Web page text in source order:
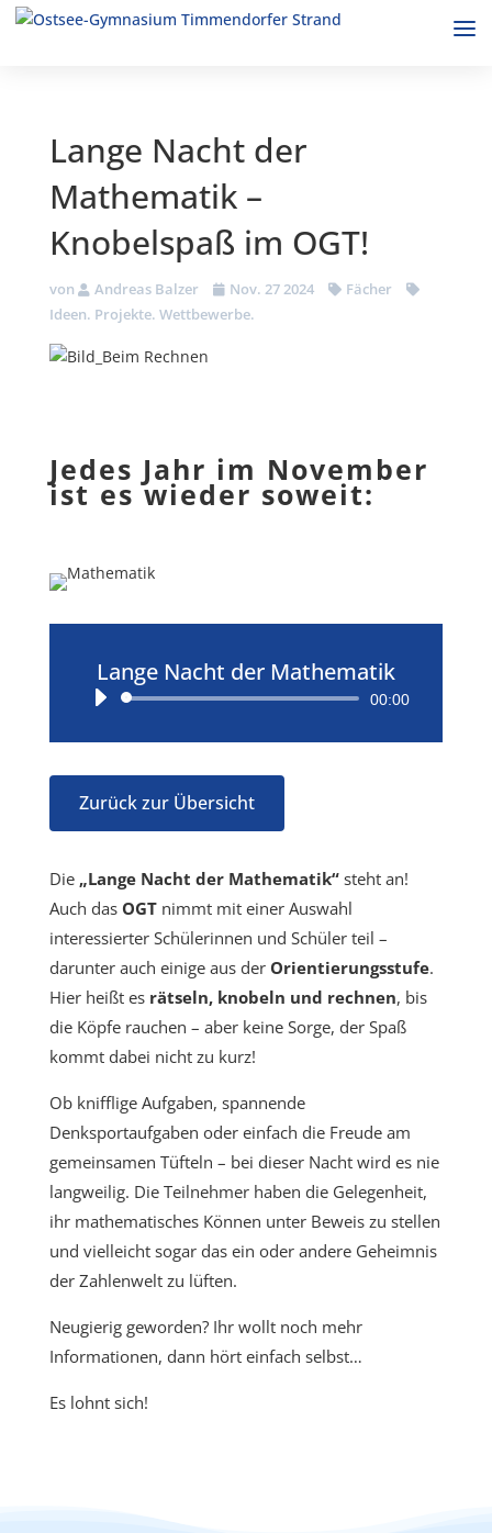
Lange Nacht der
Mathematik –
Knobelspaß im OGT!
von Andreas Balzer Nov. 27 2024
Fächer
Ideen. Projekte. Wettbewerbe.
Jedes Jahr im November
ist es wieder soweit:
Lange Nacht der Mathematik
Audio-
00:00
Zurück zur Übersicht
Die „Lange Nacht der Mathematik“steht an!
Auch das OGTnimmt mit einer Auswahl
interessierter Schülerinnen und Schüler teil –
darunter auch einige aus der Orientierungsstufe.
Hier heißt es rätseln, knobeln und rechnen, bis
die Köpfe rauchen – aber keine Sorge, der Spaß
kommt dabei nicht zu kurz!
Ob knifflige Aufgaben, spannende
Denksportaufgaben oder einfach die Freude am
gemeinsamen Tüfteln – bei dieser Nacht wird es nie
langweilig. Die Teilnehmer haben die Gelegenheit,
ihr mathematisches Können unter Beweis zu stellen
und vielleicht sogar das ein oder andere Geheimnis
der Zahlenwelt zu lüften.
Neugierig geworden? Ihr wollt noch mehr
Informationen, dann hört einfach selbst…
Es lohnt sich!